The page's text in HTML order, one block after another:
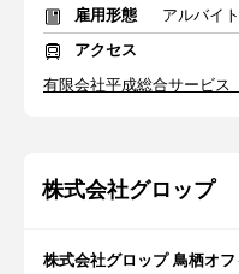
雇用形態
アルバイ
アクセス
有限会社平成総合サービ
株式会社グロップ
株式会社グロップ 鳥栖オ